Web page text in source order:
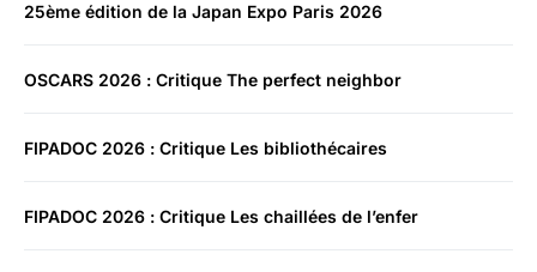
25ème édition de la Japan Expo Paris 2026
OSCARS 2026 : Critique The perfect neighbor
FIPADOC 2026 : Critique Les bibliothécaires
FIPADOC 2026 : Critique Les chaillées de l’enfer